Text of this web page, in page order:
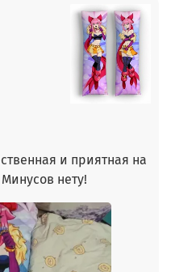
и приятная на
нету!